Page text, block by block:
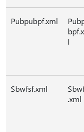
Pubpubpf.xml
l
Sbwfsf.xml
.xml